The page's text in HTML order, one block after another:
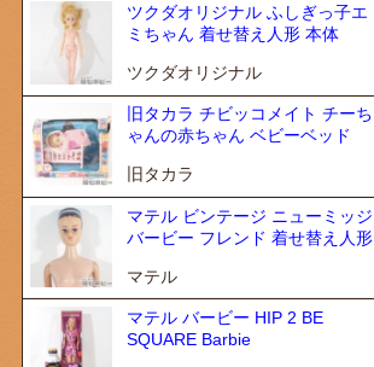
ツクダオリジナル ふしぎっ子エ
ミちゃん 着せ替え人形 本体
ツクダオリジナル
旧タカラ チビッコメイト チーち
ゃんの赤ちゃん ベビーベッド
旧タカラ
マテル ビンテージ ニューミッジ
バービー フレンド 着せ替え人形
マテル
マテル バービー HIP 2 BE
SQUARE Barbie